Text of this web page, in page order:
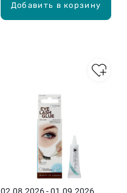
Добавить в корзину